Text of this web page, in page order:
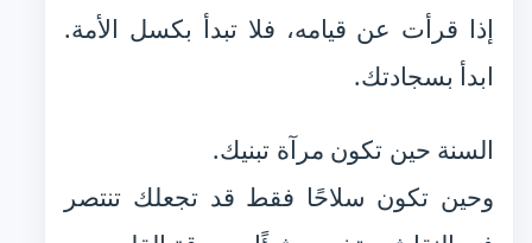
إذا قرأت عن قيامه، فلا تبدأ بكسل الأمة.
ابدأ بسجادتك.
السنة حين تكون مرآة تبنيك.
وحين تكون سلاحًا فقط قد تجعلك تنتصر